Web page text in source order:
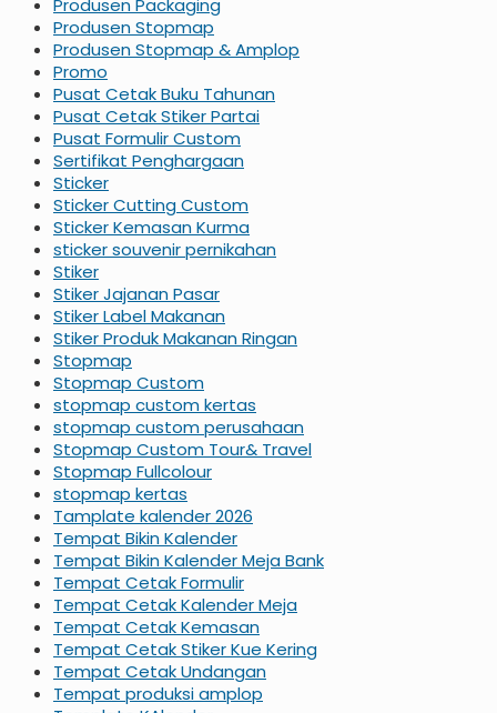
Produsen Packaging
Produsen Stopmap
Produsen Stopmap & Amplop
Promo
Pusat Cetak Buku Tahunan
Pusat Cetak Stiker Partai
Pusat Formulir Custom
Sertifikat Penghargaan
Sticker
Sticker Cutting Custom
Sticker Kemasan Kurma
sticker souvenir pernikahan
Stiker
Stiker Jajanan Pasar
Stiker Label Makanan
Stiker Produk Makanan Ringan
Stopmap
Stopmap Custom
stopmap custom kertas
stopmap custom perusahaan
Stopmap Custom Tour& Travel
Stopmap Fullcolour
stopmap kertas
Tamplate kalender 2026
Tempat Bikin Kalender
Tempat Bikin Kalender Meja Bank
Tempat Cetak Formulir
Tempat Cetak Kalender Meja
Tempat Cetak Kemasan
Tempat Cetak Stiker Kue Kering
Tempat Cetak Undangan
Tempat produksi amplop